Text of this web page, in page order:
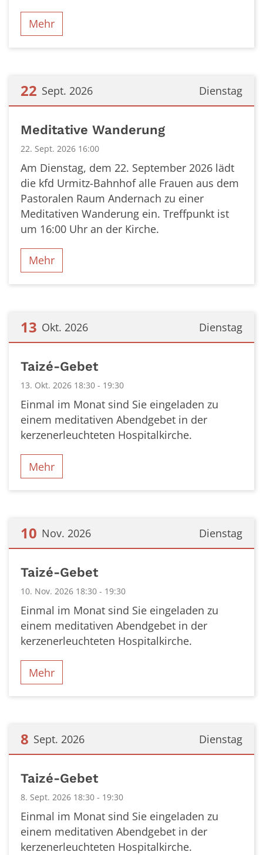
Mehr
Dienstag
22 Sept. 2026
Meditative Wanderung
22. Sept. 2026 16:00
Am Dienstag, dem 22. September 2026 lädt
die kfd Urmitz-Bahnhof alle Frauen aus dem
Pastoralen Raum Andernach zu einer
Meditativen Wanderung ein. Treffpunkt ist
um 16:00 Uhr an der Kirche.
Mehr
Dienstag
13 Okt. 2026
Taizé-Gebet
13. Okt. 2026 18:30 - 19:30
Einmal im Monat sind Sie eingeladen zu
einem meditativen Abendgebet in der
kerzenerleuchteten Hospitalkirche.
Mehr
Dienstag
10 Nov. 2026
Taizé-Gebet
10. Nov. 2026 18:30 - 19:30
Einmal im Monat sind Sie eingeladen zu
einem meditativen Abendgebet in der
kerzenerleuchteten Hospitalkirche.
Mehr
Dienstag
8 Sept. 2026
Taizé-Gebet
8. Sept. 2026 18:30 - 19:30
Einmal im Monat sind Sie eingeladen zu
einem meditativen Abendgebet in der
kerzenerleuchteten Hospitalkirche.